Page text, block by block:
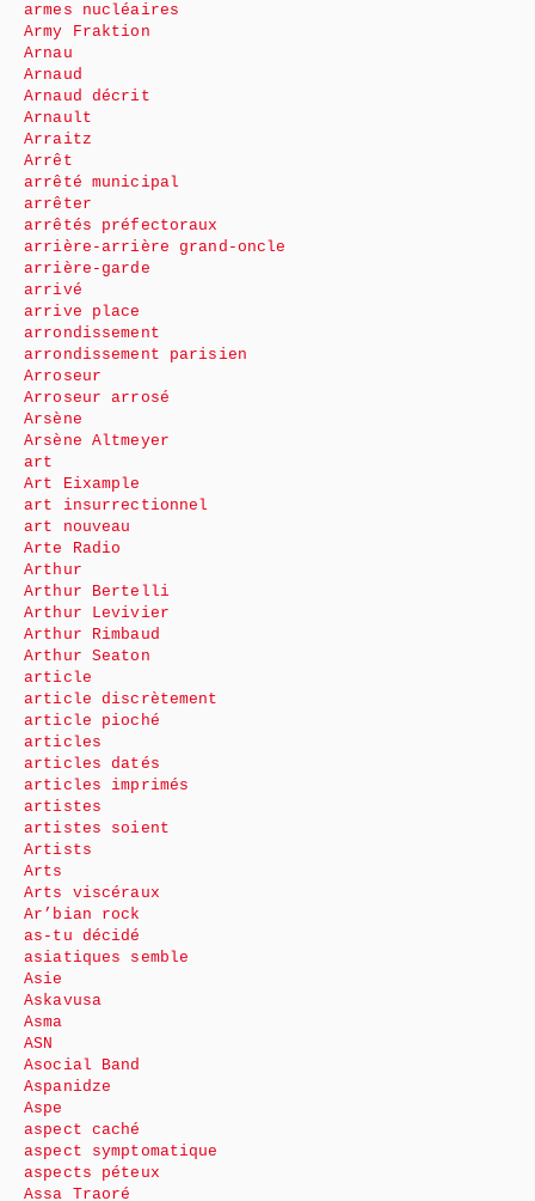
armes nucléaires
Army Fraktion
Arnau
Arnaud
Arnaud décrit
Arnault
Arraitz
Arrêt
arrêté municipal
arrêter
arrêtés préfectoraux
arrière-arrière grand-oncle
arrière-garde
arrivé
arrive place
arrondissement
arrondissement parisien
Arroseur
Arroseur arrosé
Arsène
Arsène Altmeyer
art
Art Eixample
art insurrectionnel
art nouveau
Arte Radio
Arthur
Arthur Bertelli
Arthur Levivier
Arthur Rimbaud
Arthur Seaton
article
article discrètement
article pioché
articles
articles datés
articles imprimés
artistes
artistes soient
Artists
Arts
Arts viscéraux
Ar’bian rock
as-tu décidé
asiatiques semble
Asie
Askavusa
Asma
ASN
Asocial Band
Aspanidze
Aspe
aspect caché
aspect symptomatique
aspects péteux
Assa Traoré